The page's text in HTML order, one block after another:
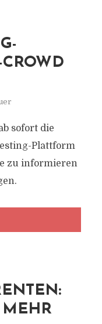
sofort die
Plattform
zu informieren